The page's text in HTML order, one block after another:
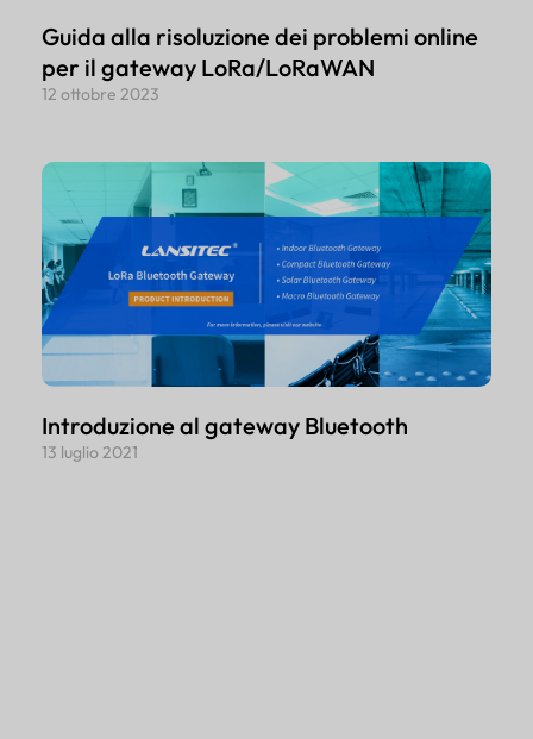
Guida alla risoluzione dei problemi online
per il gateway LoRa/LoRaWAN
12 ottobre 2023
Introduzione al gateway Bluetooth
13 luglio 2021